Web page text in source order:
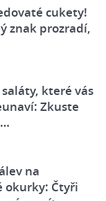
cukety!
znak prozradí,
které vás
Zkuste
na
okurky: Čtyři